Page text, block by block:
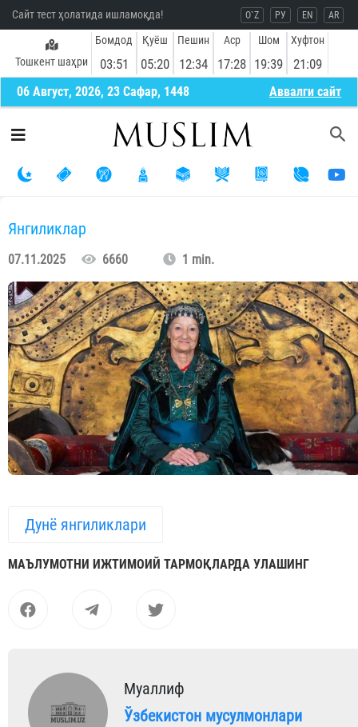
Сайт тест ҳолатида ишламоқда! O`Z РУ EN AR
Тошкент шаҳри
Бомдод
03:51
Қуёш
05:20
Пешин
12:34
Аср
17:28
Шом
19:39
Хуфтон
21:09
06 Август, 2026, 23 Сафар, 1448 Aввалги сайт
Янгиликлар
07.11.2025 6660 1 min.
Дунё янгиликлари
МАЪЛУМОТНИ ИЖТИМОИЙ ТАРМОҚЛАРДА УЛАШИНГ
Муаллиф
Ўзбекистон мусулмонлари